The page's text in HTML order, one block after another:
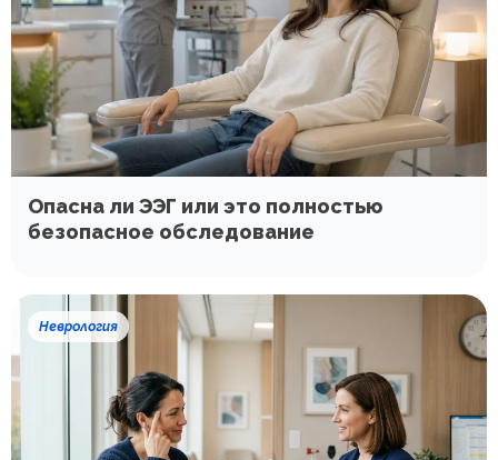
Опасна ли ЭЭГ или это полностью
безопасное обследование
Неврология